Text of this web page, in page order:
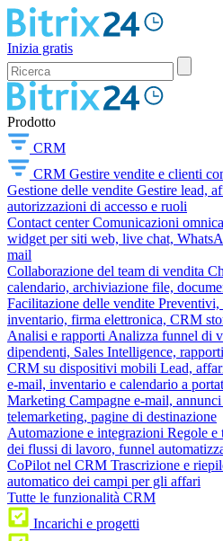
Inizia gratis
Prodotto
CRM
CRM Gestire vendite e clienti
Gestione delle vendite Gestire lead,
autorizzazioni di accesso e ruoli
Contact center Comunicazioni
widget per siti web, live chat,
mail
Collaborazione del team di vendita
calendario, archiviazione file,
Facilitazione delle vendite Preventivi,
inventario, firma elettronica, CRM
Analisi e rapporti Analizza funnel di
dipendenti, Sales Intelligence,
CRM su dispositivi mobili Lead,
e-mail, inventario e calendario a
Marketing Campagne e-mail,
telemarketing, pagine di destinazione
Automazione e integrazioni Regole e
dei flussi di lavoro, funnel
CoPilot nel CRM Trascrizione e
automatico dei campi per gli affari
Tutte le funzionalità CRM
Incarichi e progetti